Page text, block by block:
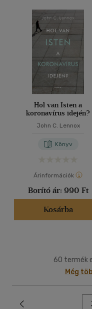
Hol van Isten a
koronavírus idején?
John C. Lennox
Könyv
Árinformációk
Borító ár: 990 Ft
Kosárba
60 termék
Még